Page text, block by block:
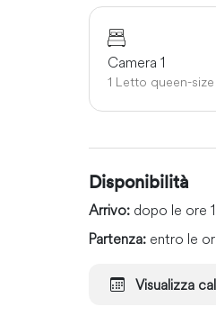
Camera 1
1 Letto queen-size
Disponibilità
Arrivo: dopo le ore
Partenza: entro le
Visualizza